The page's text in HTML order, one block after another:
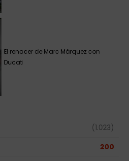
El renacer de Marc Márquez con
Ducati
(1.023)
200